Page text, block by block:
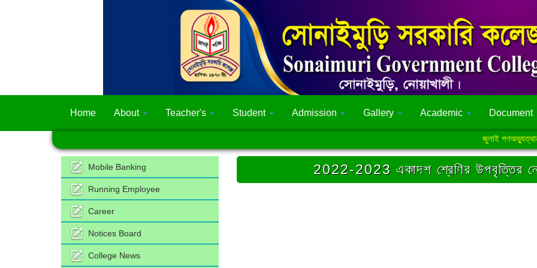
Home About Teacher's Student Admission Gallery Academic Document
জুলাই গণঅভ্যুত্থান
Mobile Banking
Running Employee
Career
Notices Board
College News
2022-2023 একাদশ শ্রেণির উপবৃত্তির